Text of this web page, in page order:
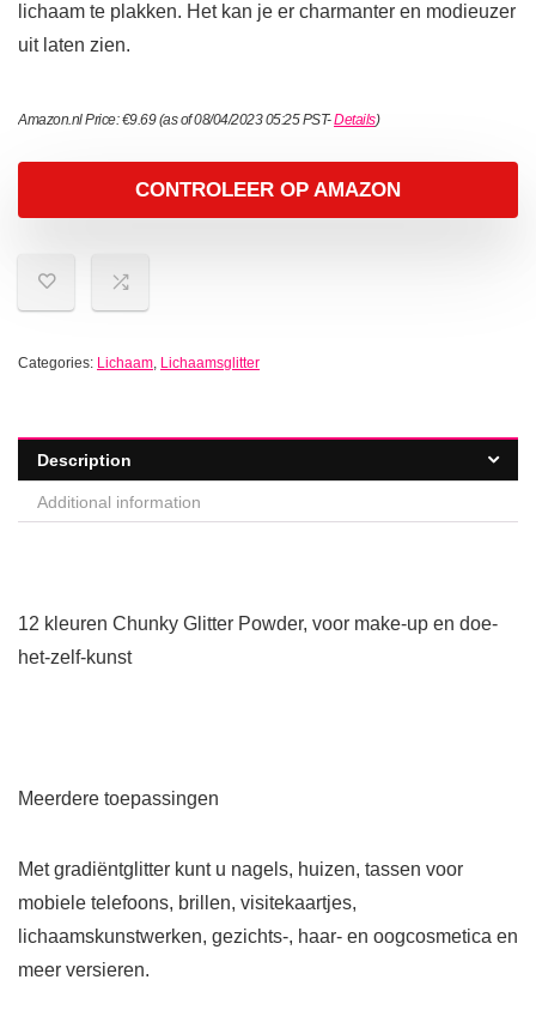
lichaam te plakken. Het kan je er charmanter en modieuzer
uit laten zien.
Amazon.nl Price:€9.69(as of 08/04/2023 05:25 PST-Details)
CONTROLEER OP AMAZON
Categories: Lichaam, Lichaamsglitter
Description
Additional information
12 kleuren Chunky Glitter Powder, voor make-up en doe-
het-zelf-kunst
Meerdere toepassingen
Met gradiëntglitter kunt u nagels, huizen, tassen voor
mobiele telefoons, brillen, visitekaartjes,
lichaamskunstwerken, gezichts-, haar- en oogcosmetica en
meer versieren.